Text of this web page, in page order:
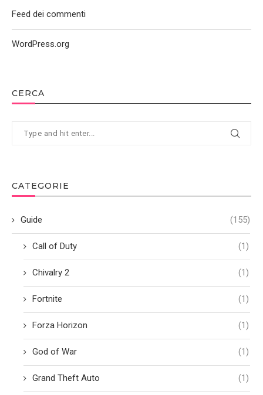
CERCA
CATEGORIE
Guide (155)
Call of Duty (1)
Chivalry 2 (1)
Fortnite (1)
Forza Horizon (1)
God of War (1)
Grand Theft Auto (1)
Feed dei commenti
WordPress.org